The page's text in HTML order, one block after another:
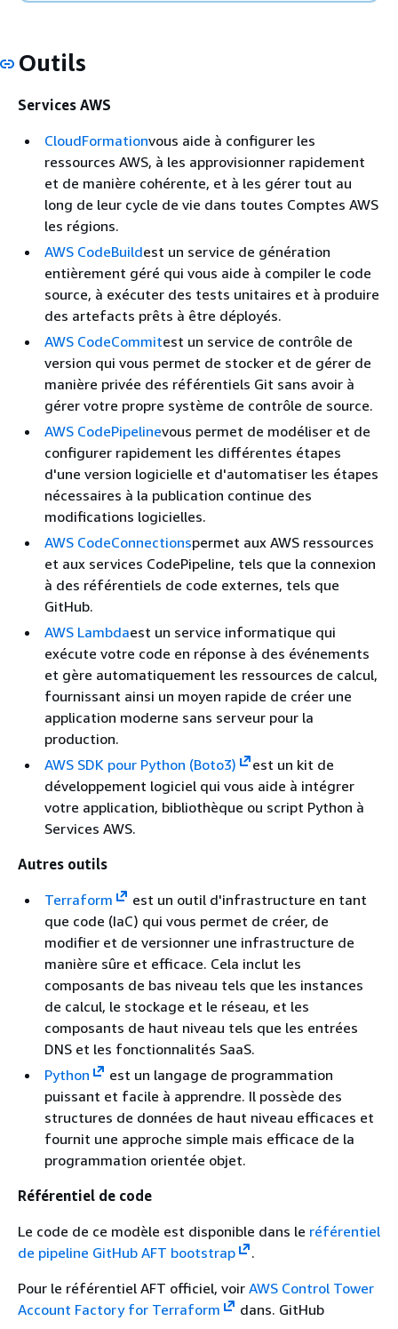
Outils
Services AWS
CloudFormationvous aide à configurer les
ressources AWS, à les approvisionner rapidement
et de manière cohérente, et à les gérer tout au
long de leur cycle de vie dans toutes Comptes AWS
les régions.
AWS CodeBuildest un service de génération
entièrement géré qui vous aide à compiler le code
source, à exécuter des tests unitaires et à produire
des artefacts prêts à être déployés.
AWS CodeCommitest un service de contrôle de
version qui vous permet de stocker et de gérer de
manière privée des référentiels Git sans avoir à
gérer votre propre système de contrôle de source.
AWS CodePipelinevous permet de modéliser et de
configurer rapidement les différentes étapes
d'une version logicielle et d'automatiser les étapes
nécessaires à la publication continue des
modifications logicielles.
AWS CodeConnectionspermet aux AWS ressources
et aux services CodePipeline, tels que la connexion
à des référentiels de code externes, tels que
GitHub.
AWS Lambdaest un service informatique qui
exécute votre code en réponse à des événements
et gère automatiquement les ressources de calcul,
fournissant ainsi un moyen rapide de créer une
application moderne sans serveur pour la
production.
AWS SDK pour Python (Boto3)
est un kit de
développement logiciel qui vous aide à intégrer
votre application, bibliothèque ou script Python à
Services AWS.
Autres outils
Terraform
est un outil d'infrastructure en tant
que code (IaC) qui vous permet de créer, de
modifier et de versionner une infrastructure de
manière sûre et efficace. Cela inclut les
composants de bas niveau tels que les instances
de calcul, le stockage et le réseau, et les
composants de haut niveau tels que les entrées
DNS et les fonctionnalités SaaS.
Python
est un langage de programmation
puissant et facile à apprendre. Il possède des
structures de données de haut niveau efficaces et
fournit une approche simple mais efficace de la
programmation orientée objet.
Référentiel de code
Le code de ce modèle est disponible dans le référentiel
de pipeline GitHub AFT bootstrap
.
Pour le référentiel AFT officiel, voir AWS Control Tower
Account Factory for Terraform
dans. GitHub